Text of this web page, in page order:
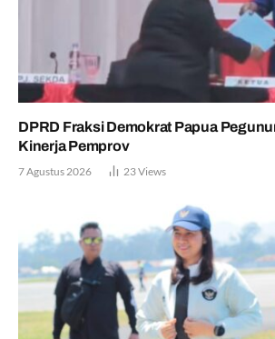
DPRD Fraksi Demokrat Papua
Kinerja Pemprov
7 Agustus 2026 23Views